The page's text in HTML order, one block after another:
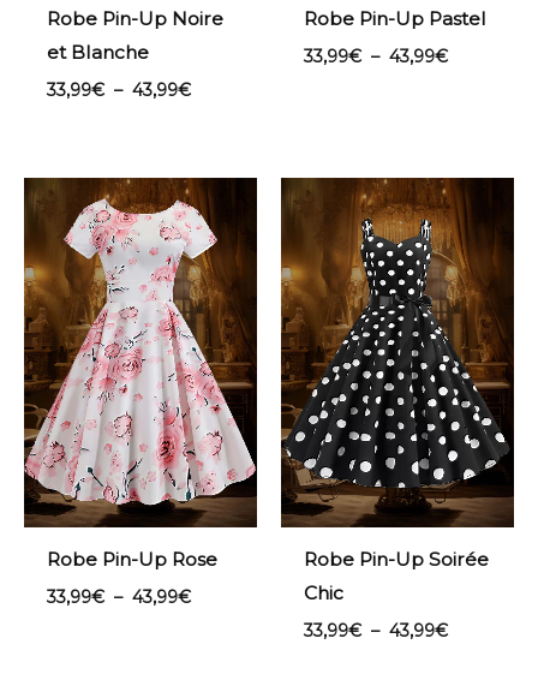
Robe Pin-Up Noire
et Blanche
33,99€ – 43,99€
Robe Pin-Up Pastel
33,99€ – 43,99€
Robe Pin-Up Rose
33,99€ – 43,99€
Plage
de
prix :
33,99€
à
43,99€
Robe Pin-Up Soirée
Chic
33,99€ – 43,99€
Plage
de
prix :
33,99€
à
43,99€